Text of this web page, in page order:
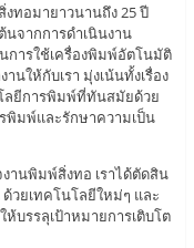
ทอมายาวนานถึง 25 ปี
นจากการดำเนินงาน
การใช้เครื่องพิมพ์อัตโนมัติ
ให้กับเรา มุ่งเน้นทั้งเรื่อง
ลยีการพิมพ์ที่ทันสมัยด้วย
พิมพ์และรักษาความเป็น
านพิมพ์สิ่งทอ เราได้ตัดสิน
วยเทคโนโลยีใหม่ๆ และ
บรรลุเป้าหมายการเติบโต